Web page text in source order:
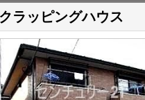
クラッピングハウス